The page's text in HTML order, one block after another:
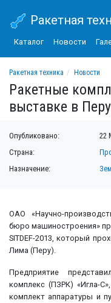
Ракетная
Каталог Новости
Ракетная техника
Новости
Ракетные комплексы НПК
Ракетные
выставке в Перу
Опубликовано:
22
Страна:
Назначение:
ОАО «Научно-
бюро машиностроения»
SITDEF-2013, который
Лима (Перу).
Предприятие
комплекс (ПЗРК) «Игла-
комплект аппаратуры и